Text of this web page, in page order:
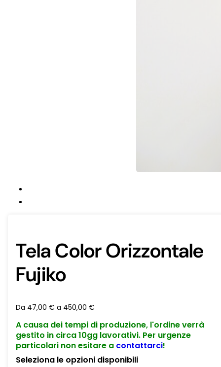
Tela Color Orizzontale
Fujiko
Da 47,00 € a 450,00 €
A causa dei tempi di produzione, l'ordine verrà
gestito in circa 10gg lavorativi. Per urgenze
particolari non esitare a contattarci!
Seleziona le opzioni disponibili